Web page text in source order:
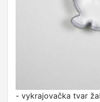
- vykrajovačka tvar